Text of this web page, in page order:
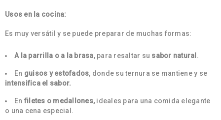
Usos en la cocina:
Es muy versátil y se puede preparar de muchas formas:
A la parrilla o a la brasa, para resaltar su sabor natural .
En guisos y estofados, donde su ternura se mantiene y se
intensifica el sabor.
En filetes o medallones,ideales para una comida elegante
o una cena especial.